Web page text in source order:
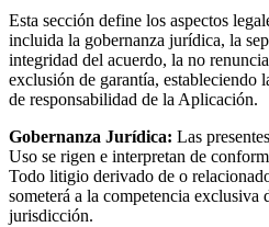
Esta sección define los aspectos
incluida la gobernanza jurídica, la
integridad del acuerdo, la no
exclusión de garantía, estableciendo
de responsabilidad de la Aplicación.
Gobernanza Jurídica: Las
Uso se rigen e interpretan de
Todo litigio derivado de o
someterá a la competencia exclusiva
jurisdicción.